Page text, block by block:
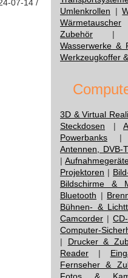
07-14 /
Umlenkrollen |
Wärmetauscher
Zubehör
Wasserwerke &
Werkzeugkoffer
3D & Virtual
Steckdosen |
Powerbanks |
Antennen, DVB-
|
Projektoren |
Bildschirme &
Bluetooth |
Bühnen- &
Camcorder |
Computer-
| Drucker &
Reader |
Fernseher &